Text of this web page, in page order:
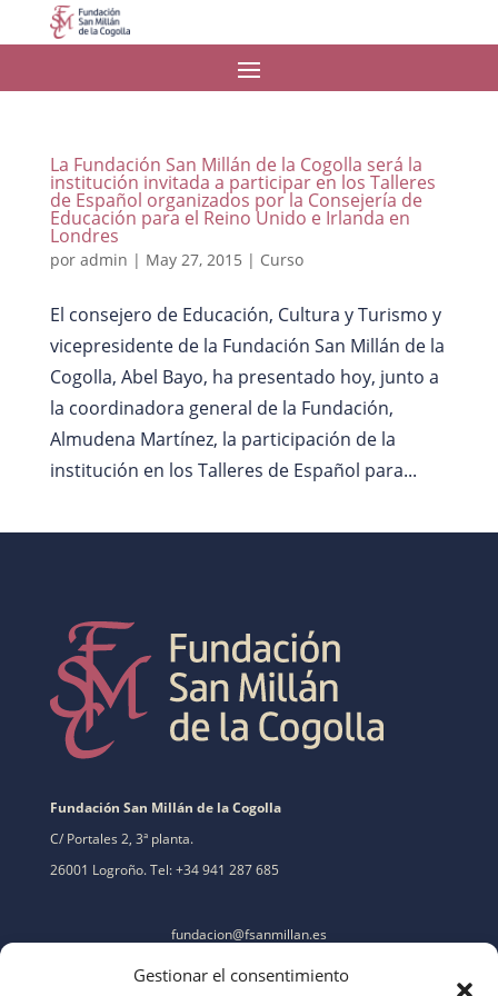
Gestionar el consentimiento
La Fundación San Millán de la Cogolla será la
institución invitada a participar en los Talleres
de Español organizados por la Consejería de
Educación para el Reino Unido e Irlanda en
Londres
por admin | May 27, 2015 | Curso
El consejero de Educación, Cultura y Turismo y
vicepresidente de la Fundación San Millán de la
Cogolla, Abel Bayo, ha presentado hoy, junto a
la coordinadora general de la Fundación,
Almudena Martínez, la participación de la
institución en los Talleres de Español para...
Fundación San Millán de la Cogolla
C/ Portales 2, 3ª planta.
26001 Logroño. Tel: +34 941 287 685
fundacion@fsanmillan.es